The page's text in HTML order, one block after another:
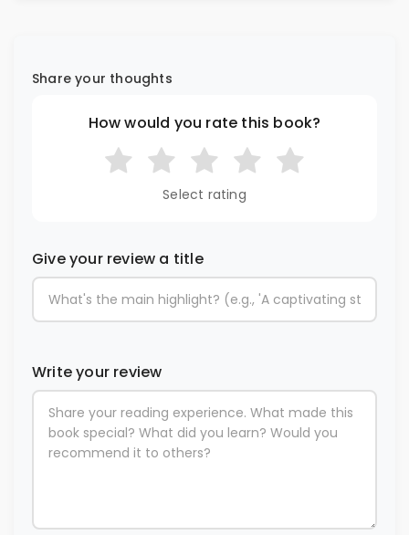
Share your thoughts
How would you rate this book?
Select rating
Give your review a title
Write your review